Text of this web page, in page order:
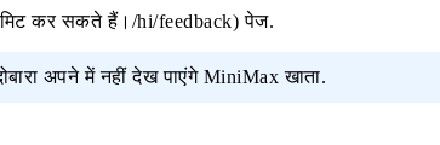
कर सकते हैं।/hi/feedback) पेज.
अपने में नहीं देख पाएंगे MiniMax खाता.